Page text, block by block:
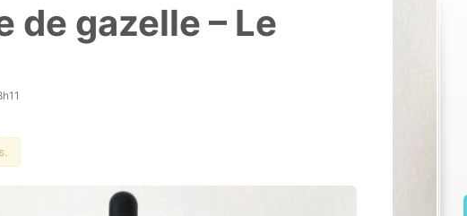
de gazelle – Le